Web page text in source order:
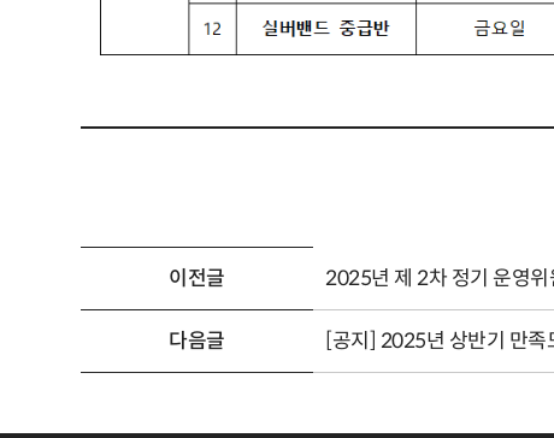
이전글 2025년 제 2차 정기 운영위
다음글 [공지] 2025년 상반기 만족